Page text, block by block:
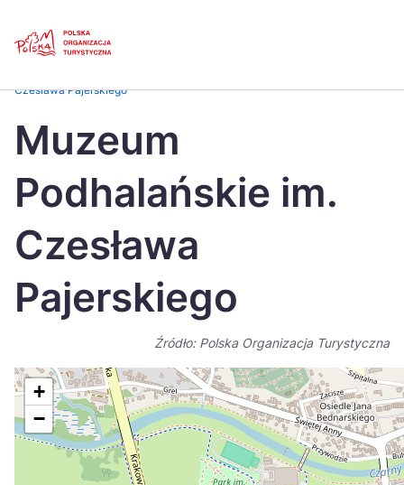
Česká
Dansk
Italiano
Nederlands
Suomi
Україна
Czesława Pajerskiego
Muzeum
Podhalańskie im.
Czesława
Pajerskiego
Źródło: Polska Organizacja Turystyczna
+
−